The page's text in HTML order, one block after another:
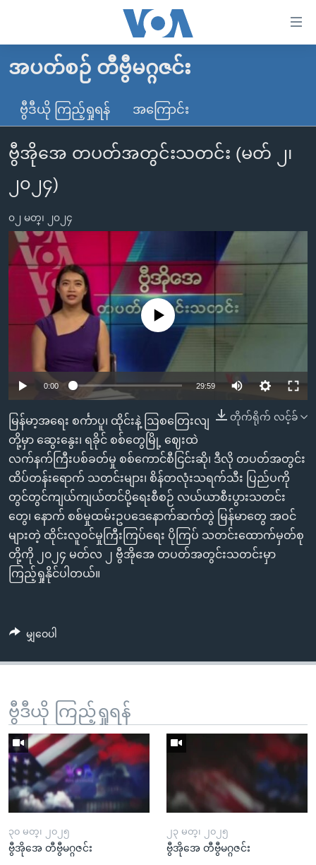
လွယ်ကူ
သည့်
Link
များ
ပင်မ
သို့
ကျော်
ကြည့်
စာမျက်နှာ
ကြည့်
ရန်
ရှာဖွေ
ရန်
နေရာ
သို့
ကျော်
ရန်
မူလစာမျက်နှာ
မြန်မာ
ကမ္ဘာ့သတင်းများ
နိုင်ငံတကာ
အမေရိကန်
အစ္စရေး-ပါလက်စတိုင်း
ဗွီဒီယို
သတင်းလွတ်လပ်ခွင့်
ရပ်ဝန်းတခု လမ်းတခု အလွန်
အင်္ဂလိပ်စာလေ့လာမယ်
အမေရိကန်သုံးအီဒီယံ
မကြေးမုံရဲ့ အင်္ဂလိပ်စာ
ရုပ်ရှင်ထဲက အင်္ဂလိပ်စာ
သုတပဒေသာ အင်္ဂလိပ်စာ
အပတ်စဉ်ကဏ္ဍများ
ရေဒီယို
တီဗွီ
ရေဒီယိုနှင့်ရုပ်သံ အချက်အလက်များ
ရေဒီယို/တီဗွီအစီအစဉ်
Learning English
ဗွီအိုအေ လူမှုကွန်ယက်များ
ဘာသာစကားများ
အပတ်စဉ် တီဗွီမဂ္ဂဇင်း
ဗွီဒီယို ကြည့်ရှုရန် အကြောင်း
ဗွီအိုအေ တပတ်အတွင်းသတင်း (မတ် ၂၊
၂၀၂၄)
၀၂ မတ္၊ ၂၀၂၄
No media source currently available
0:00 29:59
တိုက်ရိုက် လင့်ခ်
မြန်မာ့အရေး စင်္ကာပူ၊ ထိုင်းနဲ့ ဩစတြေးလျ
တို့မှာ ဆွေးနွေး၊ ရခိုင် စစ်တွေမြို့ ဈေးထဲ
လက်နက်ကြီးပစ်ခတ်မှု စစ်ကောင်စီငြင်းဆို၊ ဒီလို တပတ်အတွင်း
ထိပ်တန်းရောက် သတင်းများ၊ စိန်တလုံးသရက်သီး ပြည်ပကို
တွင်တွင်ကျယ်ကျယ်တင်ပို့ရေးစီစဉ် လယ်ယာစီးပွားသတင်း
တွေ၊ နောက် စစ်မှုထမ်းဥပဒေနောက်ဆက်တွဲ မြန်မာတွေ အဝင်
များတဲ့ ထိုင်းလူဝင်မှုကြီးကြပ်ရေး ပိုကြပ် သတင်းထောက်မှတ်စု
တို့ကို ၂၀၂၄ မတ်လ ၂ ဗွီအိုအေ တပတ်အတွင်းသတင်းမှာ
ကြည့်ရှုနိုင်ပါတယ်။
မျှဝေပါ
ဗွီဒီယို ကြည့်ရှုရန်
၃၀ မတ္၊ ၂၀၂၅
ဗွီအိုအေ တီဗွီမဂ္ဂဇင်း
၂၃ မတ္၊ ၂၀၂၅
ဗွီအိုအေ တီဗွီမဂ္ဂဇင်း